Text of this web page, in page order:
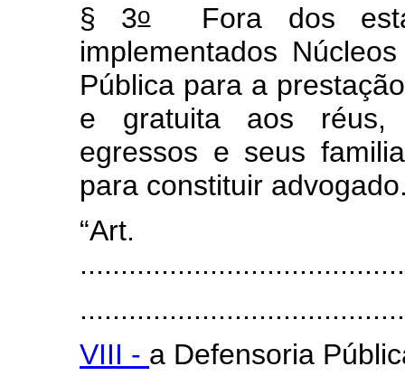
§ 3oFora dos
implementados
Pública para a
e gratuita aos réus,
egressos e seus
para constituir
VIII - a Defensoria